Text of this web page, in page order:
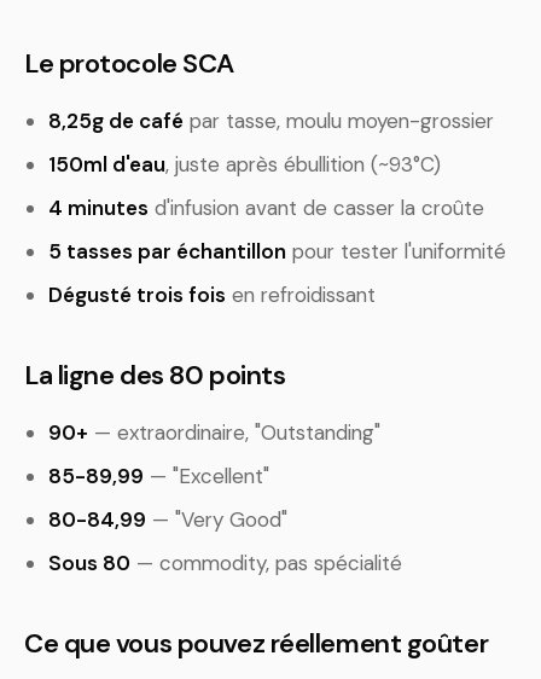
Le protocole SCA
8,25g de café par tasse, moulu moyen-grossier
150ml d'eau, juste après ébullition (~93°C)
4 minutes d'infusion avant de casser la croûte
5 tasses par échantillon pour tester l'uniformité
Dégusté trois fois en refroidissant
La ligne des 80 points
90+ — extraordinaire, "Outstanding"
85-89,99 — "Excellent"
80-84,99 — "Very Good"
Sous 80 — commodity, pas spécialité
Ce que vous pouvez réellement goûter